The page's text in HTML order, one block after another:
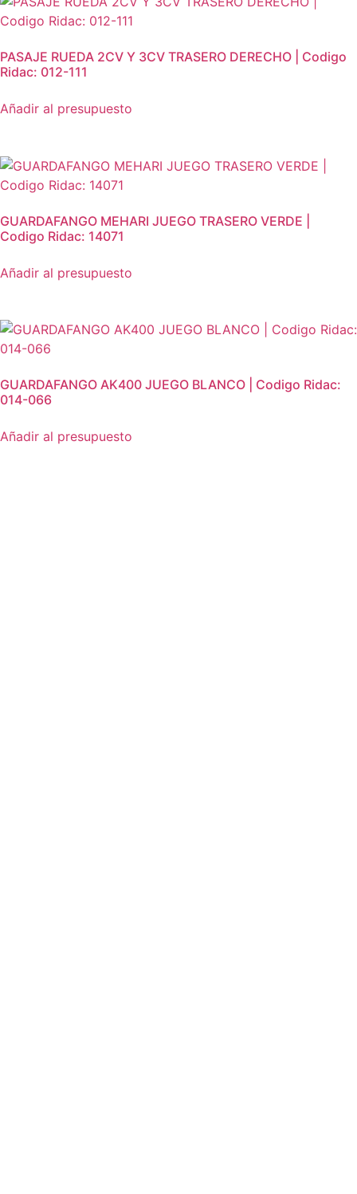
PASAJE RUEDA 2CV Y 3CV TRASERO DERECHO | Codigo
Ridac: 012-111
Añadir al presupuesto
GUARDAFANGO MEHARI JUEGO TRASERO VERDE |
Codigo Ridac: 14071
Añadir al presupuesto
GUARDAFANGO AK400 JUEGO BLANCO | Codigo Ridac:
014-066
Añadir al presupuesto